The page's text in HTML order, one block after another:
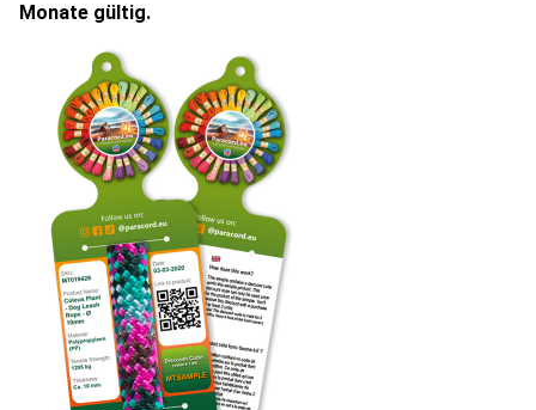
Monate gültig.